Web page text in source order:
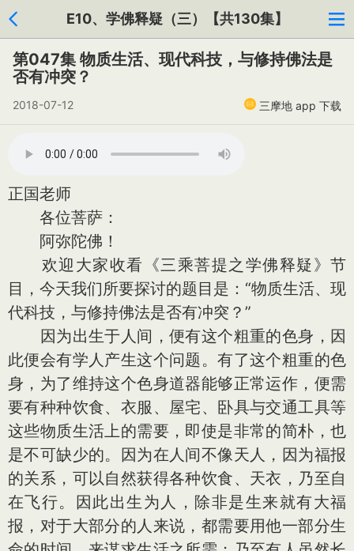
E10、学佛释疑（三）【共130集】
第047集 物质生活、现代科技，与修持佛法是
否有冲突？
2018-07-12 三摩地 app 下载
正国老师
各位菩萨：
阿弥陀佛！
欢迎大家收看《三乘菩提之学佛释疑》节
目，今天我们所要探讨的题目是：“物质生活、现
代科技，与修持佛法是否有冲突？”
因为出生于人间，便有这个粗重的色身，因
此便会有学人产生这个问题。有了这个粗重的色
身，为了维持这个色身道器能够正常运作，便需
要有种种饮食、衣服、屋宅、卧具与交通工具等
这些物质生活上的需要，即使是非常的简朴，也
是不可缺少的。因为在人间不像天人，因为福报
的关系，可以自然获得各种饮食、天衣，乃至自
在飞行。因此出生为人，除非是生来就有大福
报，对于大部分的人来说，都需要用他一部分生